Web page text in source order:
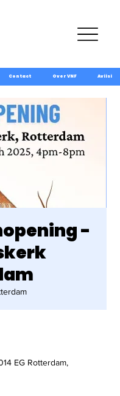
-
EG Rotterdam,
Contact Over VNF Aviisi